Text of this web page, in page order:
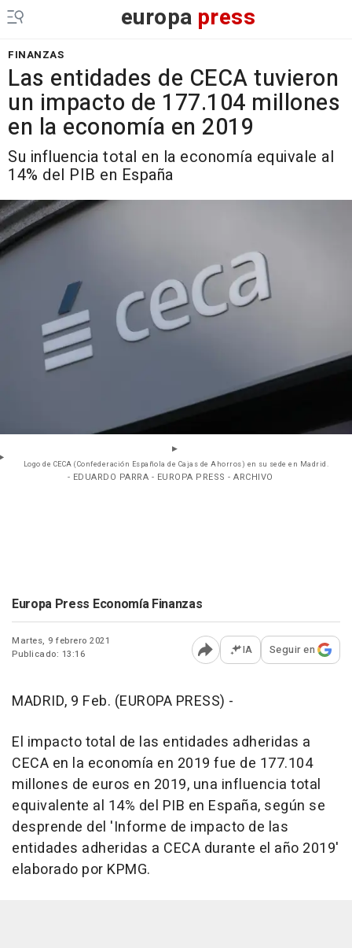
europa press
FINANZAS
Las entidades de CECA tuvieron
un impacto de 177.104 millones
en la economía en 2019
Su influencia total en la economía equivale al
14% del PIB en España
Logo de CECA (Confederación Española de Cajas de Ahorros) en su sede en Madrid.
- EDUARDO PARRA - EUROPA PRESS - ARCHIVO
Europa Press Economía Finanzas
Martes, 9 febrero 2021
Publicado: 13:16
Abrir opciones para
IA Seguir en
MADRID, 9 Feb. (EUROPA PRESS) -
El impacto total de las entidades adheridas a
CECA en la economía en 2019 fue de 177.104
millones de euros en 2019, una influencia total
equivalente al 14% del PIB en España, según se
desprende del 'Informe de impacto de las
entidades adheridas a CECA durante el año 2019'
elaborado por KPMG.